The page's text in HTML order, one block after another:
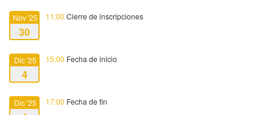
Nov '25
30
11:00 Cierre de inscripciones
Dic '25
4
15:00 Fecha de inicio
Dic '25 17:00 Fecha de fin